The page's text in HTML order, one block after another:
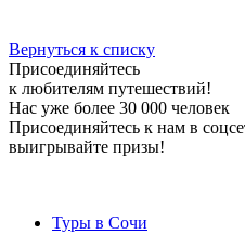
Вернуться к списку
Присоединяйтесь
к любителям путешествий!
Нас уже более 30 000 человек
Присоединяйтесь к нам в
выигрывайте призы!
Туры в Сочи